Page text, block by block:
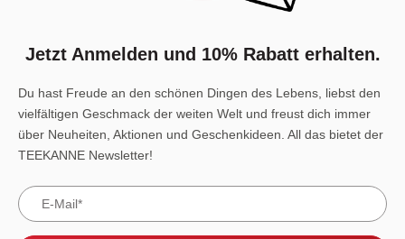
Jetzt Anmelden und 10% Rabatt erhalten.
Du hast Freude an den schönen Dingen des Lebens, liebst den
vielfältigen Geschmack der weiten Welt und freust dich immer
über Neuheiten, Aktionen und Geschenkideen. All das bietet der
TEEKANNE Newsletter!